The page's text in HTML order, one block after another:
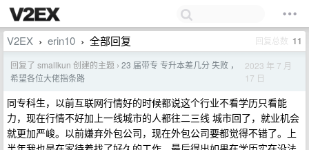
V2EX › erin10 › 全部回复 回复总数 11
回复了 smallkun 创建的主题 › 23 届带专 专升本差几分 失败 ，
希望各位大佬指条路
2023 年 7 月
17 日
同专科生，以前互联网行情好的时候都说这个行业不看学历只看能
力，现在行情不好加上一线城市的人都往二三线 城市回了，就业机会
就更加严峻。以前嫌弃外包公司，现在外包公司要都觉得不错了。上